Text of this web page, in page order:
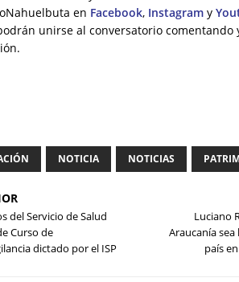
en Facebook, Instagram y
unirse al conversatorio comentando
NOTICIA NOTICIAS
del Servicio de Salud
Curso de
dictado por el ISP
Luciano
Araucanía
país